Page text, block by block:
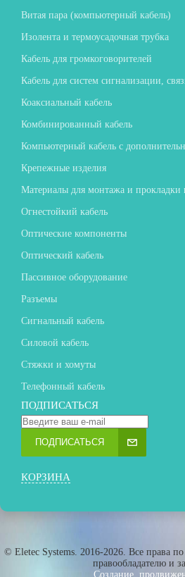
Витая пара (компьютерный кабель)
Изолента и термоусадочная трубка
Кабель для громкоговорителей
Кабель для систем сигнализации,
Коаксиальный кабель
Комбинированный кабель
Компьютерный кабель с
Крепежные изделия
Материалы для монтажа и прокладки
Огнестойкий кабель
Оптические компоненты
Оптический кабель
Пассивное оборудование
Разъемы
Сигнальный кабель
Силовой кабель
Стяжки и хомуты
Телефонный кабель
ПОДПИСАТЬСЯ
ПОДПИСАТЬСЯ
КОРЗИНА
© Eletec Systems. 2016-2026. Все права
правообладателю и
Создание,